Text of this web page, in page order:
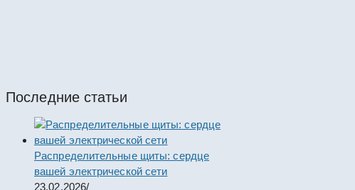
Последние статьи
Распределительные щиты: сердце
вашей электрической сети
23.02.2026/